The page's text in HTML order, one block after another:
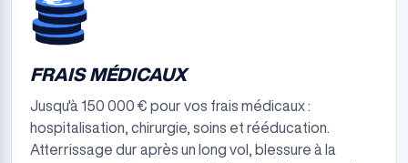
FRAIS MÉDICAUX
Jusqu'à 150 000 € pour vos frais médicaux :
hospitalisation, chirurgie, soins et rééducation.
Atterrissage dur après un long vol, blessure à la